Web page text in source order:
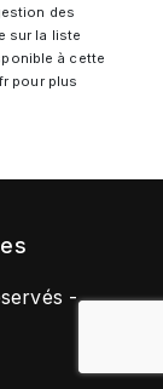
des
sur la liste
à cette
pour plus
-